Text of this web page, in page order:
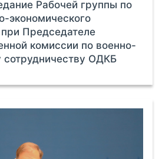
Рабочей группы по
экономического
Председателе
комиссии по военно-
сотрудничеству ОДКБ